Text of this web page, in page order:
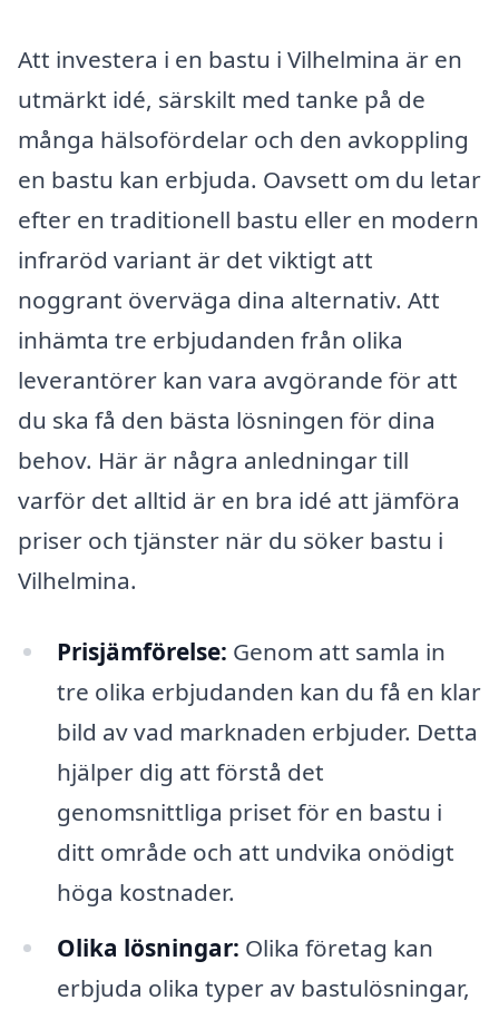
Att investera i en bastu i Vilhelmina är en
utmärkt idé, särskilt med tanke på de
många hälsofördelar och den avkoppling
en bastu kan erbjuda. Oavsett om du letar
efter en traditionell bastu eller en modern
infraröd variant är det viktigt att
noggrant överväga dina alternativ. Att
inhämta tre erbjudanden från olika
leverantörer kan vara avgörande för att
du ska få den bästa lösningen för dina
behov. Här är några anledningar till
varför det alltid är en bra idé att jämföra
priser och tjänster när du söker bastu i
Vilhelmina.
Prisjämförelse: Genom att samla in
tre olika erbjudanden kan du få en klar
bild av vad marknaden erbjuder. Detta
hjälper dig att förstå det
genomsnittliga priset för en bastu i
ditt område och att undvika onödigt
höga kostnader.
Olika lösningar: Olika företag kan
erbjuda olika typer av bastulösningar,